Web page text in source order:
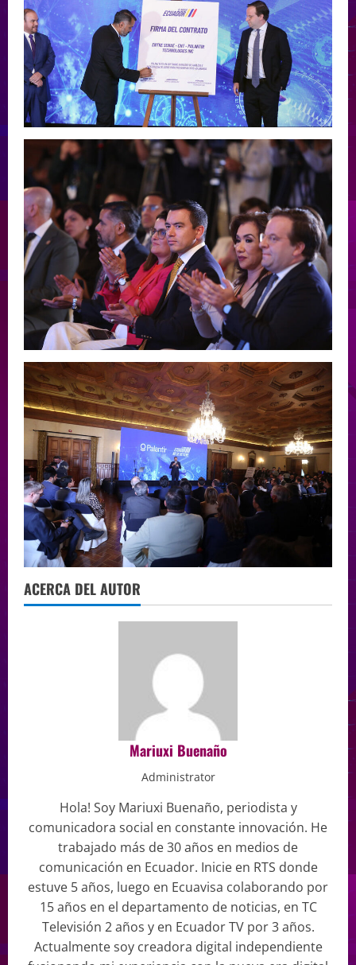
ACERCA DEL AUTOR
Mariuxi Buenaño
Administrator
Hola! Soy Mariuxi Buenaño, periodista y
comunicadora social en constante innovación. He
trabajado más de 30 años en medios de
comunicación en Ecuador. Inicie en RTS donde
estuve 5 años, luego en Ecuavisa colaborando por
15 años en el departamento de noticias, en TC
Televisión 2 años y en Ecuador TV por 3 años.
Actualmente soy creadora digital independiente